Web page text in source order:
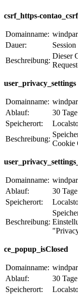
csrf_https-
Domainname:
Dauer:
Session
Beschreibung:
Dieser
user_privacy_settings
Domainname:
Ablauf:
30 Tage
Speicherort:
Beschreibung:
Cookie
Domainname:
Ablauf:
30 Tage
Speicherort:
Beschreibung:
ce_popup_isClosed
Domainname:
Ablauf:
30 Tage
Speicherort: